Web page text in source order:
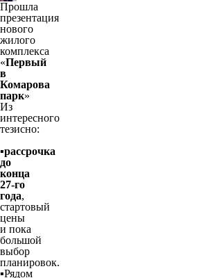
Прошла
презентация
нового
жилого
комплекса
«Первый
в
Комарова
парк»
Из
интересного
тезисно:
▪️рассрочка
до
конца
27-го
года,
стартовый
цены
и пока
большой
выбор
планировок.
▪️Рядом